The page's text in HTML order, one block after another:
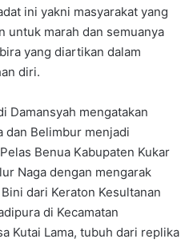
ini yakni masyarakat yang
untuk marah dan semuanya
yang diartikan dalam
diri.
Damansyah mengatakan
dan Belimbur menjadi
Benua Kabupaten Kukar
Naga dengan mengarak
dari Keraton Kesultanan
di Kecamatan
Kutai Lama, tubuh dari replika